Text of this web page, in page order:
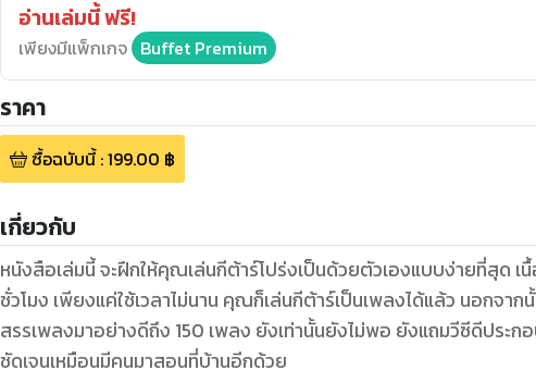
อ่านเล่มนี้ ฟรี!
เพียงมีแพ็กเกจ Buffet Premium
ราคา
ซื้อฉบับนี้:199.00 ฿
เกี่ยวกับ
หนังสือเล่มนี้ จะฝึกให้คุณเล่นกีต้าร์โปร่งเป็นด้วยตัวเองแบบง่ายที่สุด เ
ชั่วโมง เพียงแค่ใช้เวลาไม่นาน คุณก็เล่นกีต้าร์เป็นเพลงได้แล้ว นอกจากนั้นยังมีเพลงฮิตพร้อมคอร์ดที่คัด
สรรเพลงมาอย่างดีถึง 150 เพลง ยังเท่านั้นยังไม่พอ ยังแถมวีซีดีประก
ชัดเจนเหมือนมีคนมาสอนที่บ้านอีกด้วย